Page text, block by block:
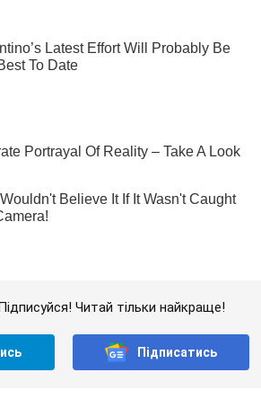
Читай тільки найкраще!
Підписатись